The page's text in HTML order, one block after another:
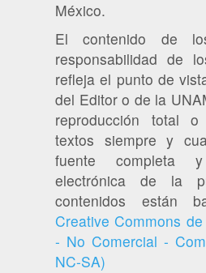
México.
El contenido de
responsabilidad de
refleja el punto de
del Editor o de la
reproducción total
textos siempre y
fuente completa
electrónica de la
contenidos están
Creative Commons
- No Comercial -
NC-SA)